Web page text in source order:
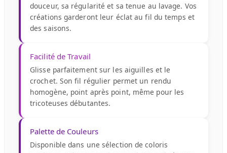
douceur, sa régularité et sa tenue au lavage. Vos
créations garderont leur éclat au fil du temps et
des saisons.
Facilité de Travail
Glisse parfaitement sur les aiguilles et le
crochet. Son fil régulier permet un rendu
homogène, point après point, même pour les
tricoteuses débutantes.
Palette de Couleurs
Disponible dans une sélection de coloris